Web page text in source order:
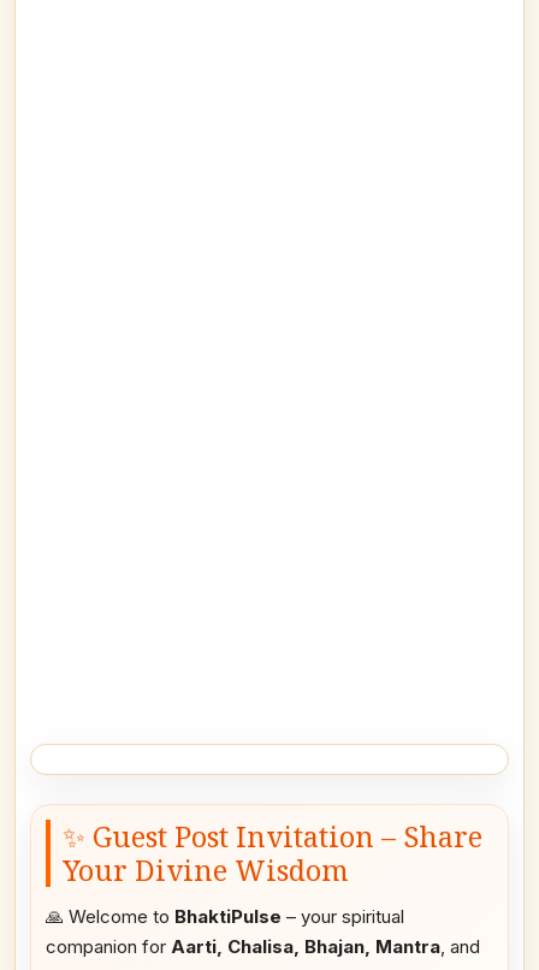
✨ Guest Post Invitation – Share
Your Divine Wisdom
🙏 Welcome to BhaktiPulse – your spiritual
companion for Aarti, Chalisa, Bhajan, Mantra, and